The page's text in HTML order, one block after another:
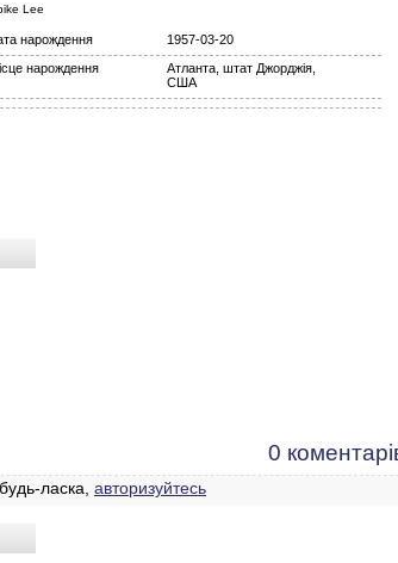
Lee
нарождення
1957-03-20
нарождення
Атланта, штат Джорджія,
США
0
ласка, авторизуйтесь